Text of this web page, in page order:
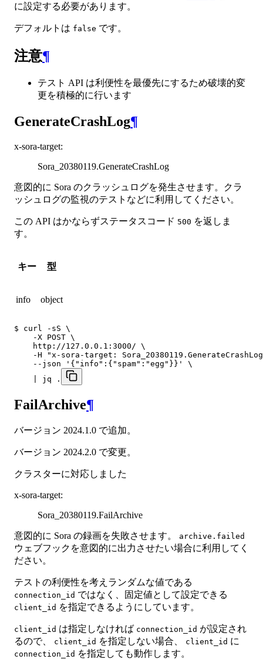
に設定する必要があります。
デフォルトは false です。
注意¶
テスト API は利便性を最優先にするため破壊的変
更を積極的に行います
GenerateCrashLog¶
x-sora-target:
Sora_20380119.GenerateCrashLog
意図的に Sora のクラッシュログを発生させます。クラ
ッシュログの監視のテストなどに利用してください。
この API はかならずステータスコード 500 を返しま
す。
キー 型
info object
$ curl -sS \
    -X POST \
    http://127.0.0.1:3000/ \
-H "x-sora-target:
    --json '{"info":{"spam":"egg"}}' \
    | jq .
FailArchive¶
バージョン 2024.1.0 で追加。
バージョン 2024.2.0 で変更。
クラスターに対応しました
x-sora-target:
Sora_20380119.FailArchive
意図的に Sora の録画を失敗させます。 archive.failed
ウェブフックを意図的に出力させたい場合に利用してく
ださい。
テストの利便性を考えランダムな値である
connection_id ではなく、固定値として設定できる
client_id を指定できるようにしています。
client_id は指定しなければ connection_id が設定され
るので、
client_id を指定しない場合、 client_id に
connection_id を指定しても動作します。